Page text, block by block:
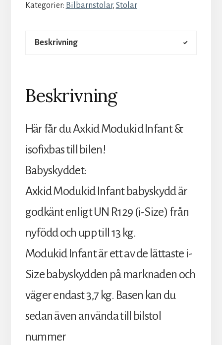
Kategorier: Bilbarnstolar, Stolar
Beskrivning
Beskrivning
Här får du Axkid Modukid Infant &
isofixbas till bilen!
Babyskyddet:
Axkid Modukid Infant babyskydd är
godkänt enligt UN R129 (i-Size) från
nyfödd och upp till 13 kg.
Modukid Infant är ett av de lättaste i-
Size babyskydden på marknaden och
väger endast 3,7 kg. Basen kan du
sedan även använda till bilstol
nummer